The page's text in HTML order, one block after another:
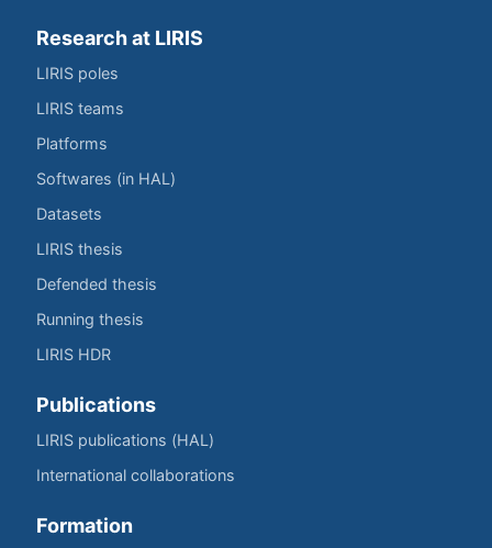
Research at LIRIS
LIRIS poles
LIRIS teams
Platforms
Softwares (in HAL)
Datasets
LIRIS thesis
Defended thesis
Running thesis
LIRIS HDR
Publications
LIRIS publications (HAL)
International collaborations
Formation